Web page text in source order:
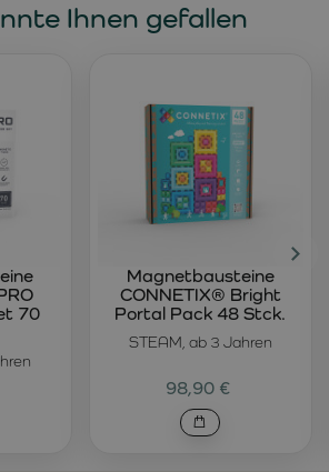
Ihnen gefallen
70
STEAM, ab 3 Jahren
Magnetbausteine
CONNETIX® Bright
Portal Pack 48 Stck.
98,90 €